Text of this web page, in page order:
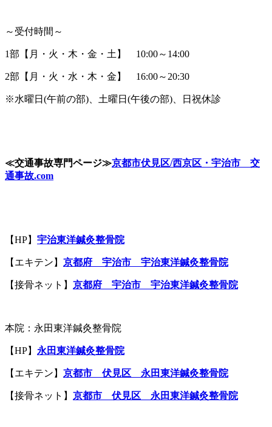
～受付時間～
1部【月・火・木・金・土】 10:00～14:00
2部【月・火・水・木・金】 16:00～20:30
※水曜日(午前の部)、土曜日(午後の部)、日祝休診
≪交通事故専門ページ≫京都市伏見区/西京区・宇治市 交
通事故.com
【HP】 宇治東洋鍼灸整骨院
【エキテン】 京都府 宇治市 宇治東洋鍼灸整骨院
【接骨ネット】 京都府 宇治市 宇治東洋鍼灸整骨院
本院：永田東洋鍼灸整骨院
【HP】 永田東洋鍼灸整骨院
【エキテン】 京都市 伏見区 永田東洋鍼灸整骨院
【接骨ネット】 京都市 伏見区 永田東洋鍼灸整骨院